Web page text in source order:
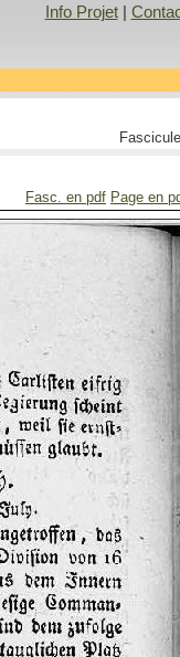
Info Projet|
Fascicule
Fasc. en pdf Page en